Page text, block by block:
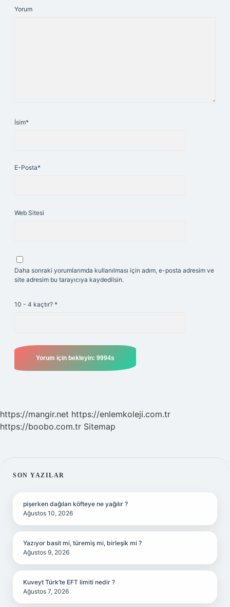
Yorum
İsim*
E-Posta*
Web Sitesi
Daha sonraki yorumlarımda kullanılması için adım, e-posta adresim ve
site adresim bu tarayıcıya kaydedilsin.
10 - 4 kaçtır? *
https://mangir.net https://enlemkoleji.com.tr
https://boobo.com.tr Sitemap
SIDEBAR
SON YAZILAR
pişerken dağılan köfteye ne yağılır ?
Ağustos 10, 2026
Yazıyor basit mi, türemiş mi, birleşik mi ?
Ağustos 9, 2026
Kuveyt Türk’te EFT limiti nedir ?
Ağustos 7, 2026